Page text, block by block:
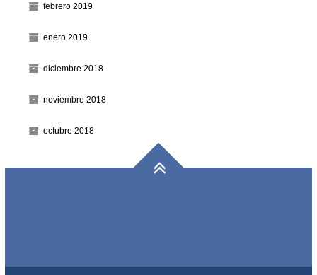
febrero 2019
enero 2019
diciembre 2018
noviembre 2018
octubre 2018